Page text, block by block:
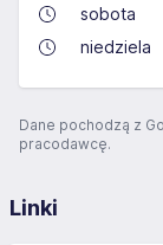
sobota
niedziela
Dane pochodzą z
pracodawcę.
Linki